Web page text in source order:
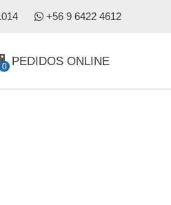
+56 9 6422 4612
0 PEDIDOS ONLINE